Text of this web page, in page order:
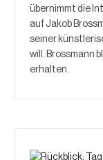
übernimmt die
auf Jakob
seiner
will. Brossmann
erhalten.